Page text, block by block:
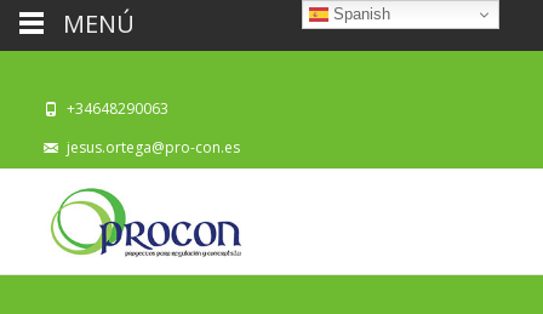
+34648290063
jesus.ortega@pro-con.es
Spanish
MENÚ